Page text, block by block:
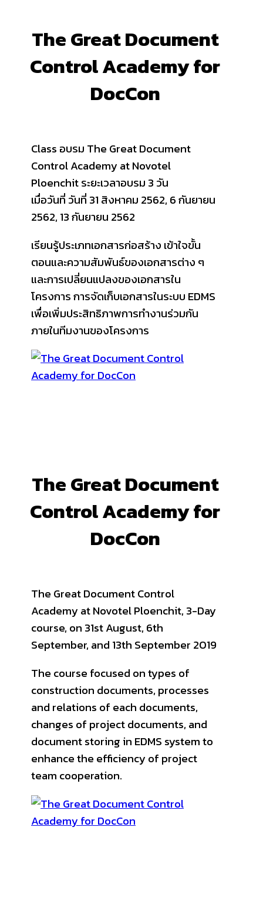
The Great Document
Control Academy for
DocCon
Class อบรม The Great Document
Control Academy at Novotel
Ploenchit ระยะเวลาอบรม 3 วัน
เมื่อวันที่ วันที่ 31 สิงหาคม 2562, 6 กันยายน
2562, 13 กันยายน 2562
เรียนรู้ประเภทเอกสารก่อสร้าง เข้าใจขั้น
ตอนและความสัมพันธ์ของเอกสารต่าง ๆ
และการเปลี่ยนแปลงของเอกสารใน
โครงการ การจัดเก็บเอกสารในระบบ EDMS
เพื่อเพิ่มประสิทธิภาพการทำงานร่วมกัน
ภายในทีมงานของโครงการ
The Great Document
Control Academy for
DocCon
The Great Document Control
Academy at Novotel Ploenchit, 3-Day
course, on 31st August, 6th
September, and 13th September 2019
The course focused on types of
construction documents, processes
and relations of each documents,
changes of project documents, and
document storing in EDMS system to
enhance the efficiency of project
team cooperation.